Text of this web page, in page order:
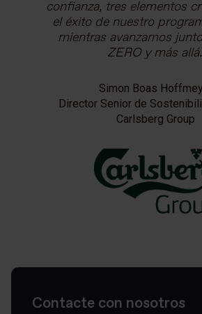
confianza, tres elementos
el éxito de nuestro
mientras avanzamos
ZERO y más allá.
Simon Boas
Director Senior de
Carlsberg Group
Contacte con nosotros